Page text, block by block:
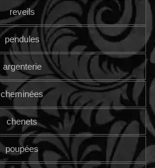
reveils
pendules
argenterie
cheminées
chenets
poupées